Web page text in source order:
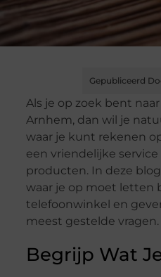
Gepubliceerd
Als je op zoek bent
Arnhem, dan wil je
waar je kunt rekenen
een vriendelijke
producten. In deze
waar je op moet letten
telefoonwinkel en
meest gestelde vragen.
Begrijp Wat